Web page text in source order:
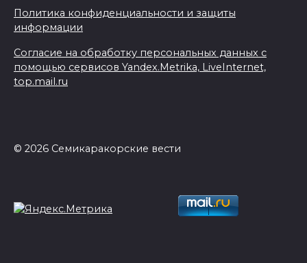
Политика конфиденциальности и защиты
информации
Согласие на обработку персональных данных с
помощью сервисов Yandex.Metrika, LiveInternet,
top.mail.ru
© 2026 Семикаракорские вести